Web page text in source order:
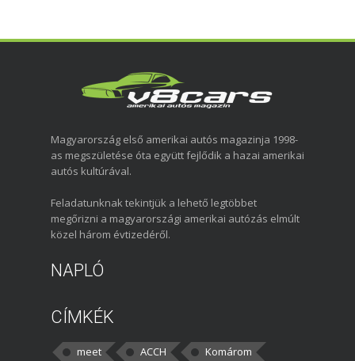
Magyarország első amerikai autós magazinja 1998-
as megszületése óta együtt fejlődik a hazai amerikai
autós kultúrával.
Feladatunknak tekintjük a lehető legtöbbet
megőrizni a magyarországi amerikai autózás elmúlt
közel három évtizedéről.
NAPLÓ
CÍMKÉK
meet ACCH
Komárom